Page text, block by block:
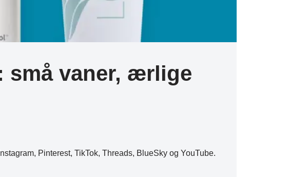
små vaner, ærlige
Pinterest, TikTok, Threads, BlueSky og YouTube.